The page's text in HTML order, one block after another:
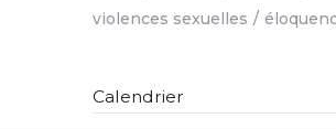
violences sexuelles
Calendrier